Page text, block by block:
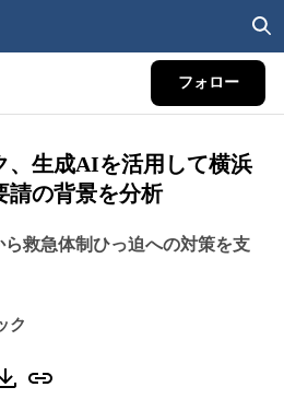
フォロー
、生成AIを活用して横浜
請の背景を分析
救急体制ひっ迫への対策を支
ク